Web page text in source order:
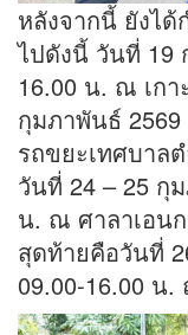
หลังจากนี้ ยังได้
ไปดังนี้ วันที่ 19
16.00 น. ณ เก
กุมภาพันธ์
รถขยะเทศบาล
วันที่ 24 – 25 กุ
น. ณ ศาลาเอน
สุดท้ายคือวันที่
09.00-16.00 น